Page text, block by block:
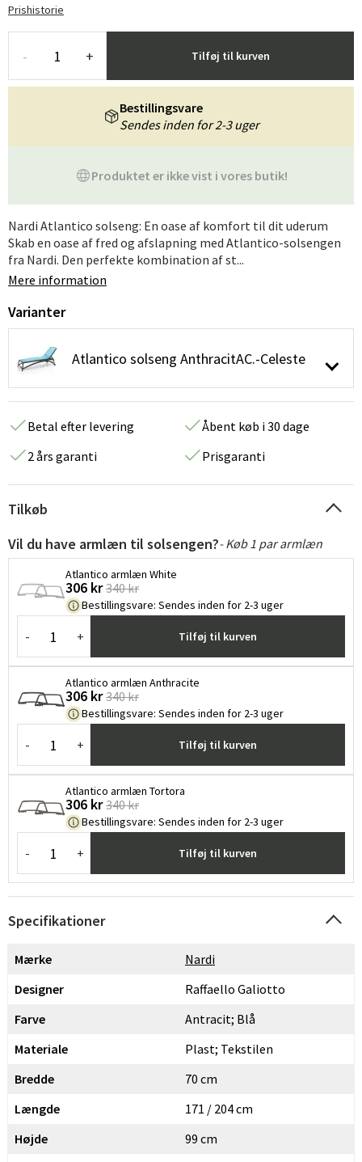
Prishistorie
- + Tilføj til kurven
Produktet er ikke vist i vores butik!
Bestillingsvare
Sendes inden for 2-3 uger
Nardi Atlantico solseng: En oase af komfort til dit uderum
Skab en oase af fred og afslapning med Atlantico-solsengen
fra Nardi. Den perfekte kombination af st...
Mere information
Varianter
Atlantico solseng AnthracitAC.-Celeste
Betal efter levering
Åbent køb i 30 dage
2 års garanti
Prisgaranti
Tilkøb
Vil du have armlæn til solsengen?- Køb 1 par armlæn
Atlantico armlæn White
306 kr 340 kr
Bestillingsvare: Sendes inden for 2-3 uger
- + Tilføj til kurven
Atlantico armlæn Anthracite
306 kr 340 kr
Bestillingsvare: Sendes inden for 2-3 uger
- + Tilføj til kurven
Atlantico armlæn Tortora
306 kr 340 kr
Bestillingsvare: Sendes inden for 2-3 uger
- + Tilføj til kurven
Specifikationer
Mærke
Nardi
Designer
Raffaello Galiotto
Farve
Antracit; Blå
Materiale
Plast; Tekstilen
Bredde
70 cm
Længde
171 / 204 cm
Højde
99 cm